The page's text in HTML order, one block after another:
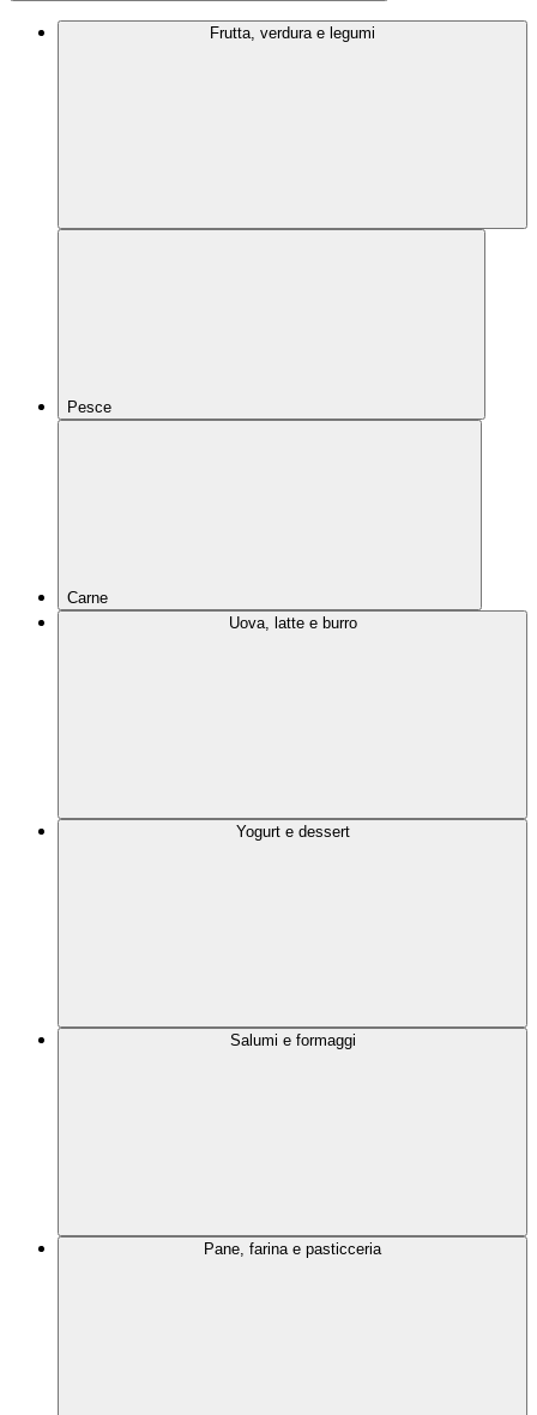
Frutta, verdura e legumi
Pesce
Carne
Uova, latte e burro
Yogurt e dessert
Salumi e formaggi
Pane, farina e pasticceria